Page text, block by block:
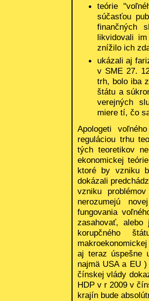
teórie
súčasťou
finančných
likvidovali
znížilo ich
ukázali aj
v SME 27.
trh, bolo iba
štátu a
verejných
miere tí, čo
Apologeti
reguláciou trhu
tých teoretikov
ekonomickej
ktoré by vzniku
dokázali
vzniku
nerozumejú
fungovania
zasahovať, alebo
korupčného
aj teraz úspešne
najmä USA a EU
čínskej vlády
HDP v r 2009 v
krajín bude